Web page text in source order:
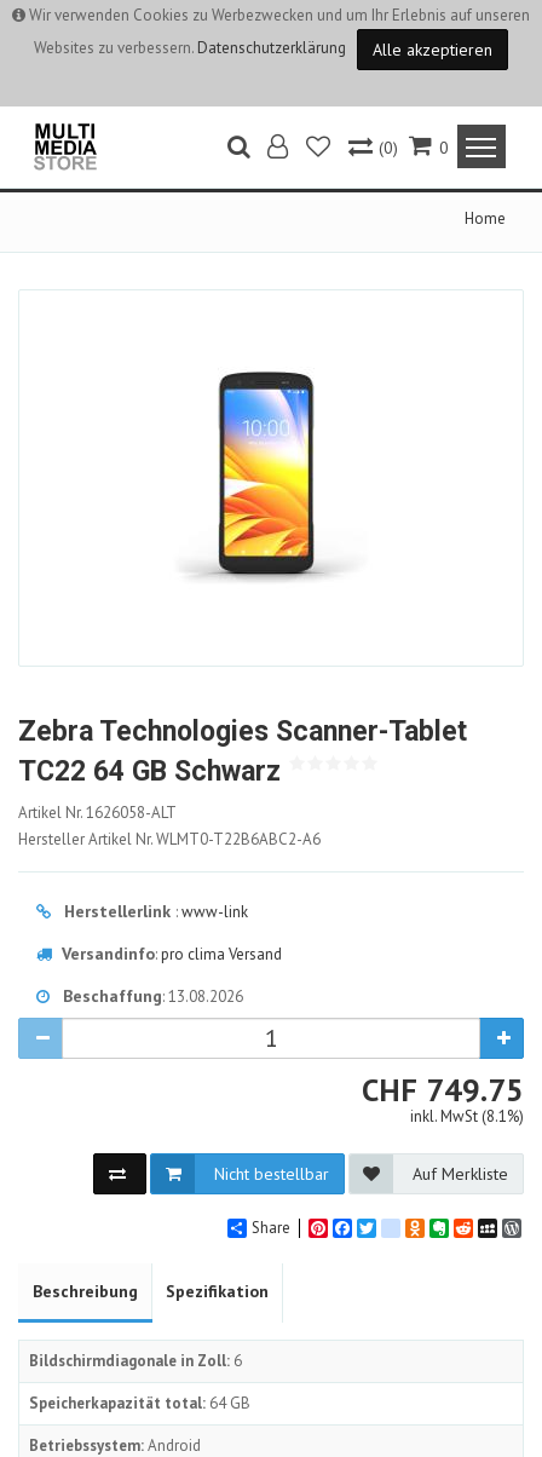
Wir verwenden Cookies zu Werbezwecken und um Ihr Erlebnis auf unseren
Websites zu verbessern. Datenschutzerklärung Alle akzeptieren
0
(0)
Home
Zebra Technologies Scanner-Tablet
TC22 64 GB Schwarz
1626058-
ALT
Artikel Nr.1626058-ALT
Hersteller Artikel Nr.WLMT0-T22B6ABC2-A6
Herstellerlink :www-link
Versandinfo:pro clima Versand
Beschaffung: 13.08.2026
CHF CHF
749.75
inkl. MwSt (8.1%)
Nicht bestellbar Auf Merkliste
Share PinterestFacebook
Twittergoogle_bookmarks
Odnoklassniki
Evernote
Reddit
Beschreibung Spezifikation
Bildschirmdiagonale in Zoll: 6
Speicherkapazität total: 64 GB
Betriebssystem:Android